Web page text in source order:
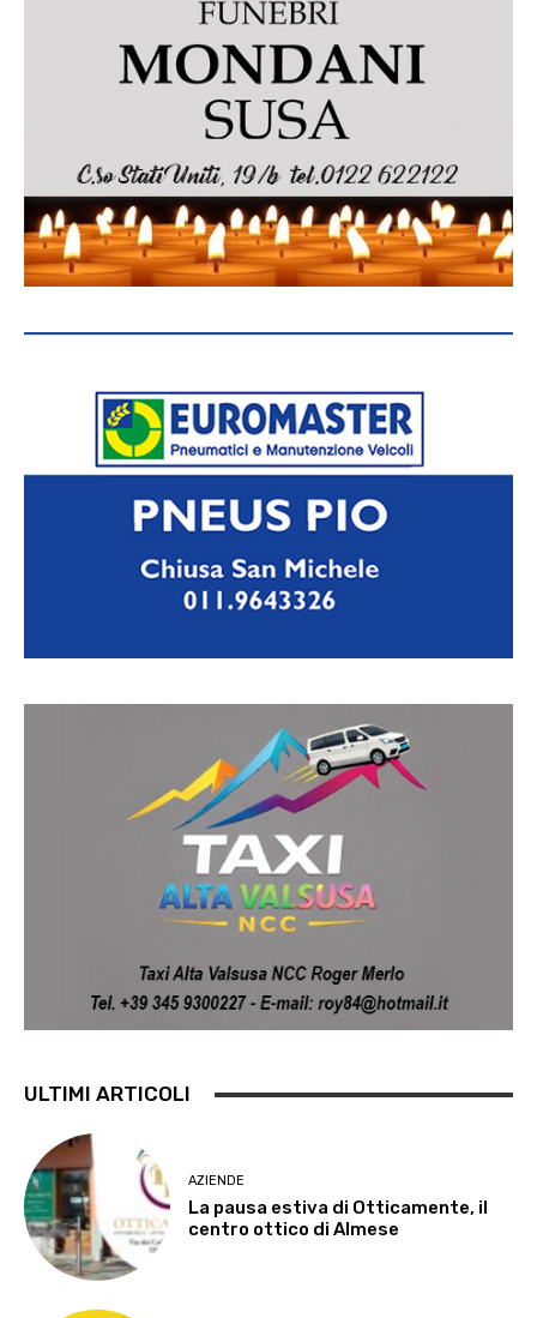
ULTIMI ARTICOLI
AZIENDE
La pausa estiva di Otticamente, il
centro ottico di Almese